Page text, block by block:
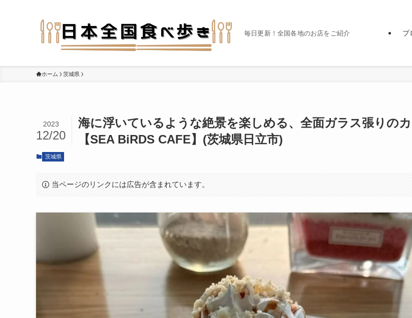
毎日更新！全国各地のお店をご紹介 プ
ホーム 茨城県
海に浮いているような絶景を楽しめる、全面ガラス張りのカ
【SEA BiRDS CAFE】(茨城県日立市)
2023
12/20
茨城県
当ページのリンクには広告が含まれています。